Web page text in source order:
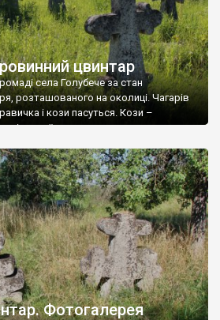
цвинтар
села Голубече за стан
розташованого на околиці. Чагарів
і кози пасуться. Кози –
для старих кладовищ,
обгризають, бо то улюблений
у Голубечому ціла колекція
Село відносно невелике, […]
Фотогалерея